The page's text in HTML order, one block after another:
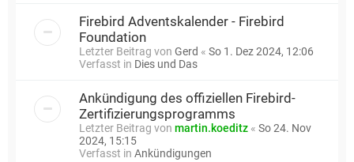
Firebird Adventskalender - Firebird
Foundation
Letzter Beitrag von Gerd « So 1. Dez 2024, 12:06
Verfasst in Dies und Das
Ankündigung des offiziellen Firebird-
Zertifizierungsprogramms
Letzter Beitrag von martin.koeditz « So 24. Nov
2024, 15:15
Verfasst in Ankündigungen